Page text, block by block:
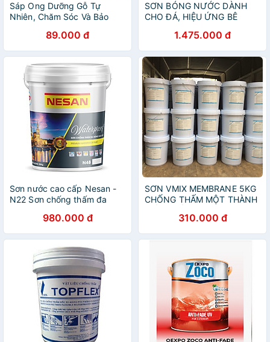
Sáp Ong Dưỡng Gỗ Tự
Nhiên, Chăm Sóc Và Bảo
89.000 đ
SƠN BÓNG NƯỚC DÀNH
CHO ĐÁ, HIỆU ỨNG BÊ
1.475.000 đ
Sơn nước cao cấp Nesan -
N22 Sơn chống thấm đa
980.000 đ
SƠN VMIX MEMBRANE 5KG
CHỐNG THẤM MỘT THÀNH
310.000 đ